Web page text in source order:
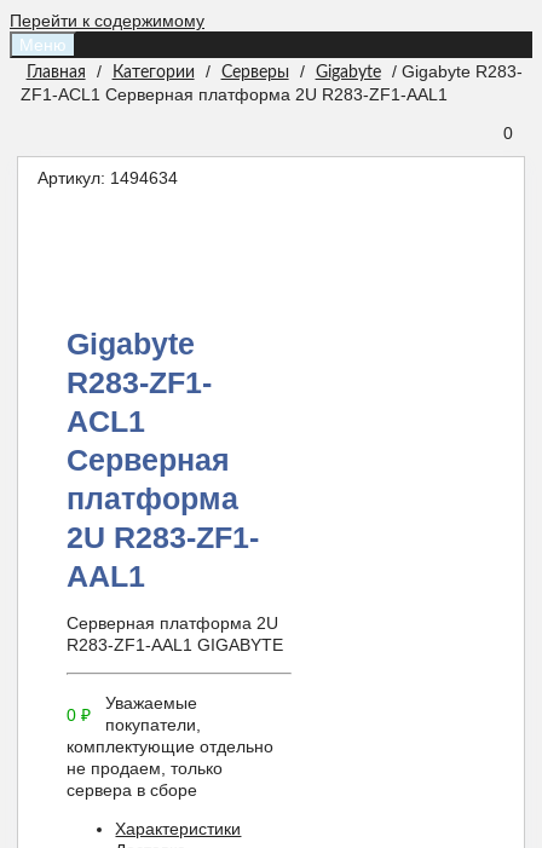
Перейти к содержимому
Меню
Главная / Категории / Серверы / Gigabyte
/ Gigabyte R283-
ZF1-ACL1 Серверная платформа 2U R283-ZF1-AAL1
0
Артикул: 1494634
Gigabyte
R283-ZF1-
ACL1
Серверная
платформа
2U R283-ZF1-
AAL1
Серверная платформа 2U
R283-ZF1-AAL1 GIGABYTE
0₽
Уважаемые
покупатели,
комплектующие отдельно
не продаем, только
сервера в сборе
Характеристики